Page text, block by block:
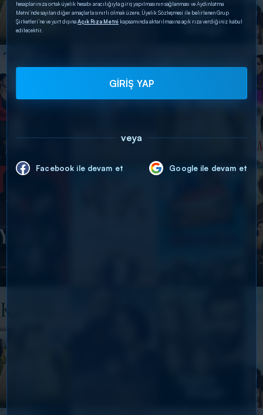
hesaplarınıza ortak üyelik hesabı aracılığıyla giriş yapılmasının sağlanması ve Aydınlatma
Metni’nde sayılan diğer amaçlarla sınırlı olmak üzere, Üyelik Sözleşmesi ile belirlenen Grup
Şirketleri’ne ve yurt dışınaAçık Rıza Metni kapsamında aktarılmasına açık rıza verdiğiniz kabul
edilecektir.
GİRİŞ YAP
veya
Facebook ile devam et Google ile devam et